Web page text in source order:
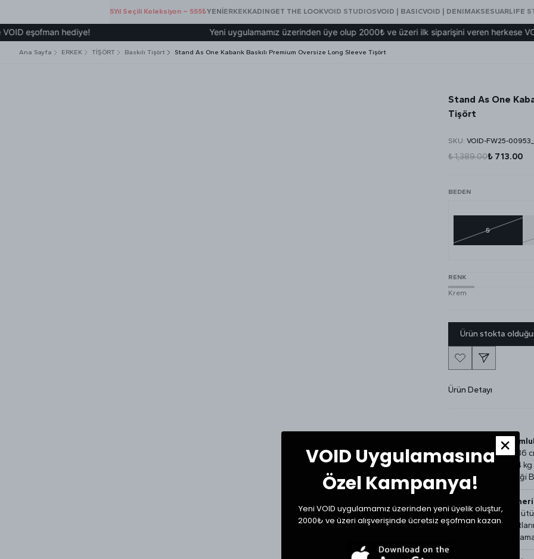
5.Yıl Seçili Koleksiyon – 555₺YENİERKEKKADINGET THE LOOKVOID STUDIOSVOID | BASICVOID | DENIMAKSESUARLIFE
hediye! Yeni uygulamamız üzerinden üye olup 2000₺ ve üzeri ilk siparişini veren herkese VOID
Ana Sayfa ERKEK TİŞÖRT Baskılı Tişört Stand As One Kabarık Baskılı Premium Oversize Long Sleeve Tişört
Stand As One
Tişört
SKU: VOID-FW25-
₺ 1,389.00₺ 713.00
BEDEN
S
RENK
Krem
Ürün stokta
Ürün Detayı
Beden ve
Manken Boy: 186
Manken Kilo: 74 kg
Mankenin Giydiği
Ürün Bakım
Ürün yıkama ve
kullanım
Kurutma
VOID Uygulamasına
Özel Kampanya!
Yeni VOID uygulamamız üzerinden yeni üyelik oluştur,
2000₺ ve üzeri alışverişinde ücretsiz eşofman kazan.